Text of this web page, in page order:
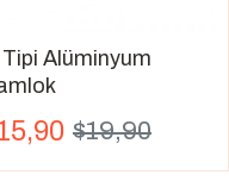
Tipi Alüminyum
$19,90